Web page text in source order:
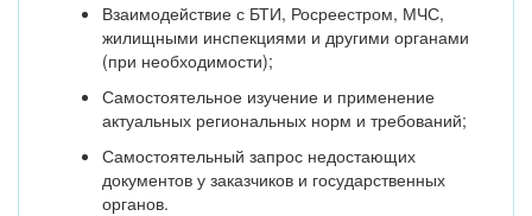
Взаимодействие с БТИ, Росреестром, МЧС,
жилищными инспекциями и другими органами
(при необходимости);
Самостоятельное изучение и применение
актуальных региональных норм и требований;
Самостоятельный запрос недостающих
документов у заказчиков и государственных
органов.